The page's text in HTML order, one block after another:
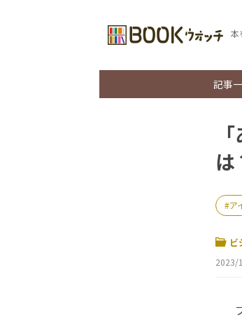
本
記事
は
ア
ビ
2023/